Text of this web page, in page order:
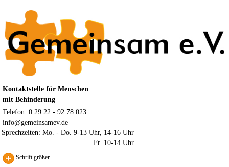
Kontaktstelle für Menschen
mit Behinderung
Telefon: 0 29 22 - 92 78 023
info@gemeinsamev.de
Sprechzeiten: Mo. - Do. 9-13 Uhr, 14-16 Uhr
Fr. 10-14 Uhr
Schrift größer